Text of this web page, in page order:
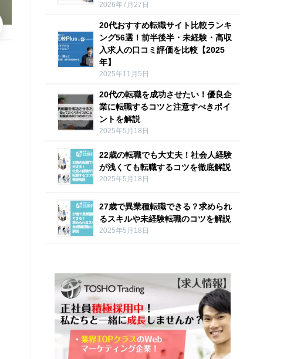
2026年7月27日
20代おすすめ転職サイト比較ランキ
ング56選！前半後半・未経験・高収
入求人の口コミ評価を比較【2025
年】
2025年11月5日
20代の転職を成功させたい！優良企
業に転職するコツと注意すべきポイ
ントを解説
2025年5月18日
22歳の転職でも大丈夫！社会人経験
が浅くても転職するコツを徹底解説
2025年5月18日
27歳で異業種転職できる？求められ
るスキルや未経験転職のコツを解説
2025年5月18日